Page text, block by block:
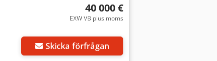
40 000 €
EXW VB plus moms
Skicka förfrågan